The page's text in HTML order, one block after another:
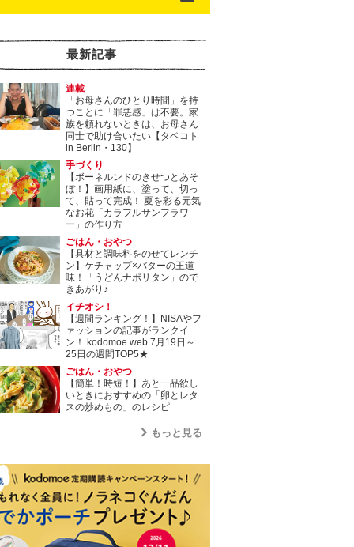
最新記事
連載
「お母さんのひとり時間」を持
つことに「罪悪感」は不要。家
族を頼れないときは、お母さん
同士で助け合いたい【タベコト
in Berlin・130】
手づくり
【ボーネルンドのきせつとあそ
ぼ！】画用紙に、塗って、切っ
て、貼って完成！ 夏を彩る元気
なお花「カラフルサンフラワ
ー」の作り方
ごはん・おやつ
【具材と調味料をのせてレンチ
ン】ケチャップ×バターの王道
味！「うどんナポリタン」ので
きあがり♪
イチオシ！
【週間ランキング！】NISAやフ
ァッションの記事がランクイ
ン！ kodomoe web 7月19日～
25日の週間TOP5★
ごはん・おやつ
【簡単！時短！】あと一品欲し
いときにおすすめの「卵とレタ
スの炒めもの」のレシピ
もっと見る